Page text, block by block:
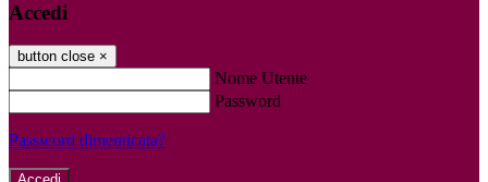
Accedi
button close ×
Nome Utente
Password
Password dimenticata?